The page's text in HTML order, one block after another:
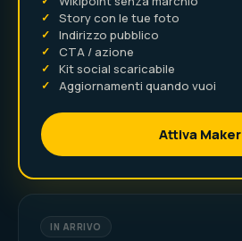
✓ Story con le tue foto
✓ Indirizzo pubblico
✓ CTA / azione
✓ Kit social scaricabile
✓ Aggiornamenti quando vuoi
Attiva Maker
IN ARRIVO